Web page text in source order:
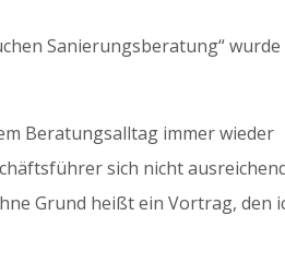
Sanierungsberatung“
Beratungsalltag immer wieder
sich nicht
Grund heißt ein Vortrag, den